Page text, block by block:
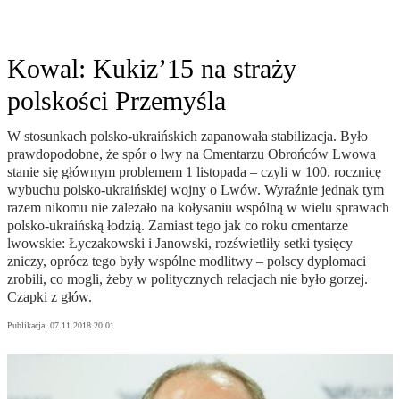
Kowal: Kukiz’15 na straży
polskości Przemyśla
W stosunkach polsko-ukraińskich zapanowała stabilizacja. Było
prawdopodobne, że spór o lwy na Cmentarzu Obrońców Lwowa
stanie się głównym problemem 1 listopada – czyli w 100. rocznicę
wybuchu polsko-ukraińskiej wojny o Lwów. Wyraźnie jednak tym
razem nikomu nie zależało na kołysaniu wspólną w wielu sprawach
polsko-ukraińską łodzią. Zamiast tego jak co roku cmentarze
lwowskie: Łyczakowski i Janowski, rozświetliły setki tysięcy
zniczy, oprócz tego były wspólne modlitwy – polscy dyplomaci
zrobili, co mogli, żeby w politycznych relacjach nie było gorzej.
Czapki z głów.
Publikacja: 07.11.2018 20:01